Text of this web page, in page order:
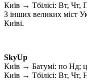
Київ → Тбілісі: Вт, Чт,
З інших великих міст
Київі.
SkyUp
Київ → Батумі: по Нд;
Київ → Тбілісі: Вт, Чт,